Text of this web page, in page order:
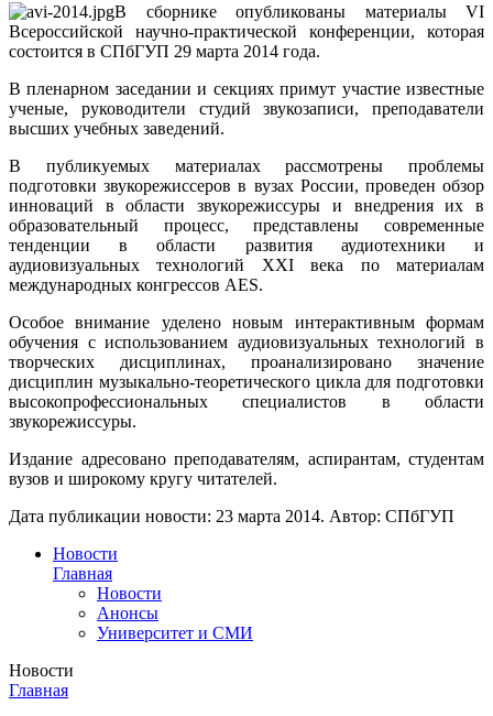
В сборнике опубликованы материалы VI
Всероссийской научно-практической конференции, которая
состоится в СПбГУП 29 марта 2014 года.
В пленарном заседании и секциях примут участие известные
ученые, руководители студий звукозаписи, преподаватели
высших учебных заведений.
В публикуемых материалах рассмотрены проблемы
подготовки звукорежиссеров в вузах России, проведен обзор
инноваций в области звукорежиссуры и внедрения их в
образовательный процесс, представлены современные
тенденции в области развития аудиотехники и
аудиовизуальных технологий ХХI века по материалам
международных конгрессов AES.
Особое внимание уделено новым интерактивным формам
обучения с использованием аудиовизуальных технологий в
творческих дисциплинах, проанализировано значение
дисциплин музыкально-теоретического цикла для подготовки
высокопрофессиональных специалистов в области
звукорежиссуры.
Издание адресовано преподавателям, аспирантам, студентам
вузов и широкому кругу читателей.
Дата публикации новости: 23 марта 2014. Автор: СПбГУП
Новости
Главная
Новости
Анонсы
Университет и СМИ
Новости
Главная